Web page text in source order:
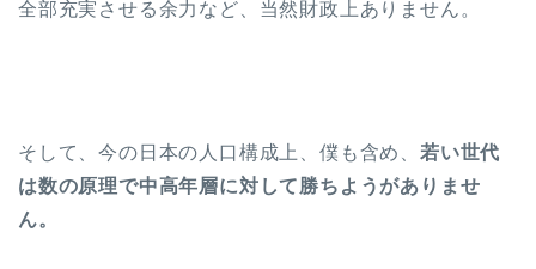
全部充実させる余力など、当然財政上ありません。
そして、今の日本の人口構成上、僕も含め、 若い世代
は数の原理で中高年層に対して勝ちようがありませ
ん。